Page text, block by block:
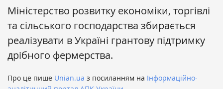
Міністерство розвитку економіки, торгівлі
та сільського господарства збирається
реалізувати в Україні грантову підтримку
дрібного фермерства.
Про це пише Unian.ua з посиланням на Інформаційно-